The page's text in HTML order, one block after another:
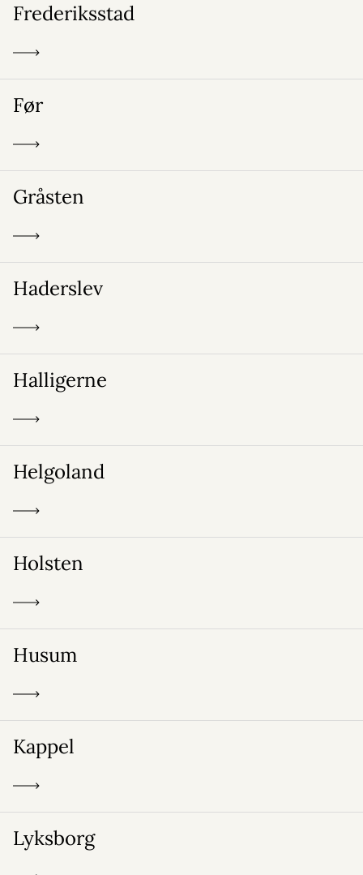
Frederiksstad
Før
Gråsten
Haderslev
Halligerne
Helgoland
Holsten
Husum
Kappel
Lyksborg